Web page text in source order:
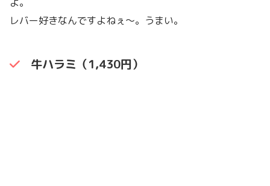
レバー好きなんですよねぇ〜。うまい。
牛ハラミ（1,430円）